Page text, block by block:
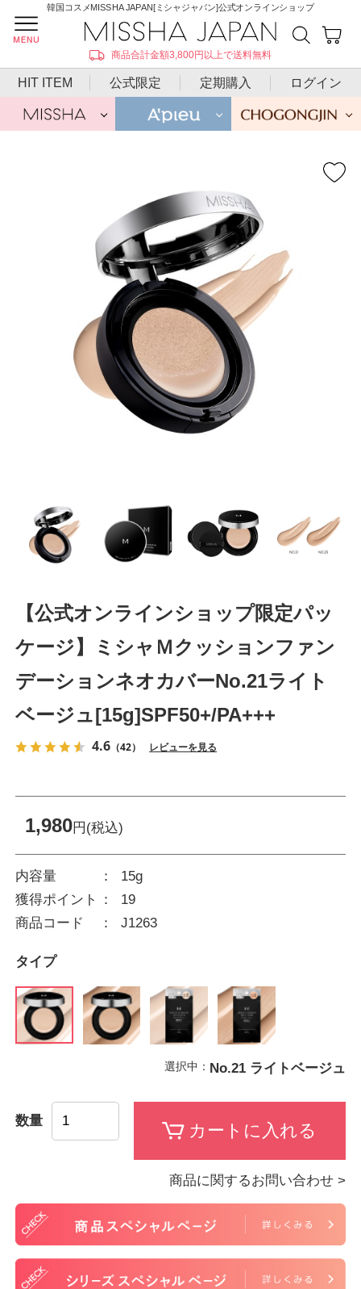
韓国コスメMISSHA JAPAN[ミシャジャパン]公式オンラインショップ
商品合計金額3,800円以上で送料無料
HIT ITEM 公式限定 定期購入 ログイン
【公式オンラインショップ限定パッ
ケージ】ミシャＭクッションファン
デーションネオカバーNo.21ライト
ベージュ[15g]SPF50+/PA+++
4.6 （42） レビューを見る
1,980円(税込)
内容量
15g
獲得ポイント
19
商品コード
J1263
タイプ
選択中： No.21 ライトベージュ
数量
商品に関するお問い合わせ >